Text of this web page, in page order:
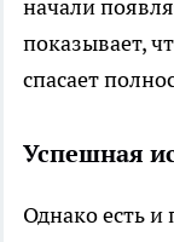
начали
показывает,
спасает
Успешная
Однако есть